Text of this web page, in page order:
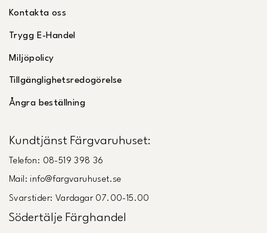
Kontakta oss
Trygg E-Handel
Miljöpolicy
Tillgänglighetsredogörelse
Ångra beställning
Kundtjänst Färgvaruhuset:
Telefon: 08-519 398 36
Mail: info@fargvaruhuset.se
Svarstider: Vardagar 07.00-15.00
Södertälje Färghandel